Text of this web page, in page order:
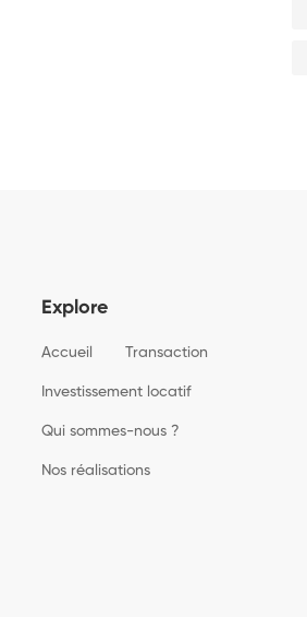
Explore
Accueil Transaction
Investissement locatif
Qui sommes-nous ?
Nos réalisations